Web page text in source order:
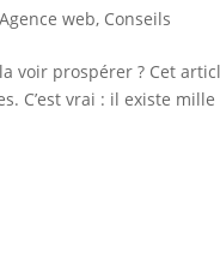
Agence web, Conseils
voir prospérer ? Cet
C’est vrai : il existe